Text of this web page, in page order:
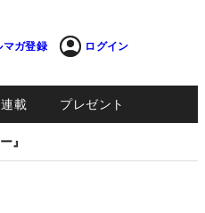
マガ登録 ログイン
連載 プレゼント
』